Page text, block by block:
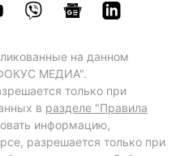
на данном
МЕДИА".
только при
в разделе "Правила
информацию,
разрешается только при